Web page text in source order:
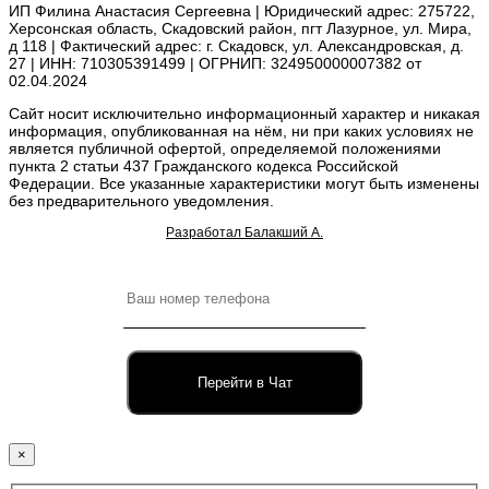
ИП Филина Анастасия Сергеевна | Юридический адрес: 275722,
Херсонская область, Скадовский район, пгт Лазурное, ул. Мира,
д 118 | Фактический адрес: г. Скадовск, ул. Александровская, д.
27 | ИНН: 710305391499 | ОГРНИП: 324950000007382 от
02.04.2024
Сайт носит исключительно информационный характер и никакая
информация, опубликованная на нём, ни при каких условиях не
является публичной офертой, определяемой положениями
пункта 2 статьи 437 Гражданского кодекса Российской
Федерации. Все указанные характеристики могут быть изменены
без предварительного уведомления.
Разработал Балакший А.
Перейти в Чат
×